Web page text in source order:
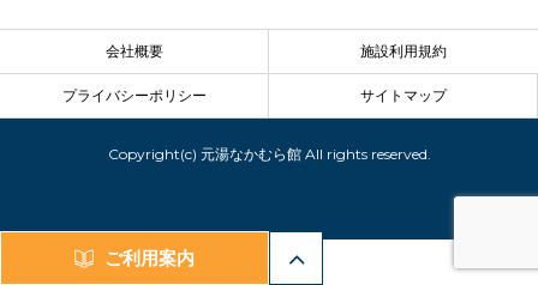
会社概要 施設利用規約
プライバシーポリシー サイトマップ
Copyright(c) 元湯なかむら館 All rights reserved.
ご利用案内